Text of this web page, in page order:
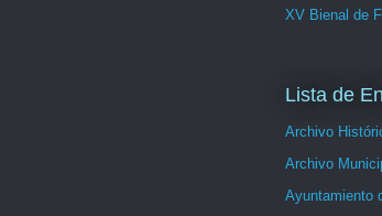
XV Bienal de
Lista de
Archivo
Archivo
Ayuntamiento